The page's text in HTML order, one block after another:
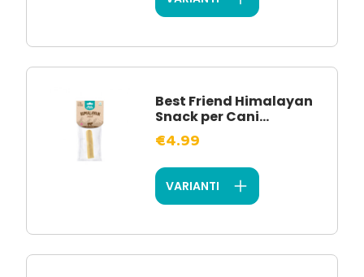
Best Friend Himalayan
Snack per Cani...
€4.99
VARIANTI